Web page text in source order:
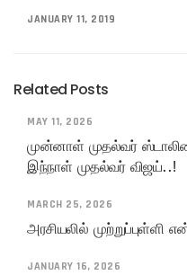
JANUARY 11, 2019
Related Posts
MAY 11, 2026
முன்னாள் முதல்வர்
இந்நாள் முதல்வர் விஜய்..!
MARCH 25, 2026
அரசியலில்
JANUARY 16, 2026